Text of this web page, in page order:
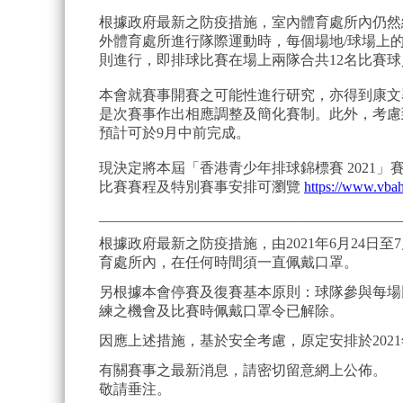
根據政府最新之防疫措施，室內體育處所內仍
外體育處所進行隊際運動時，每個場地/球場上
則進行，即排球比賽在場上兩隊合共12名比賽
本會就賽事開賽之可能性進行研究，亦得到康
是次賽事作出相應調整及簡化賽制。此外，考
預計可於9月中前完成。
現決定將本屆「香港青少年排球錦標賽 2021」
比賽賽程及特別賽事安排可瀏覽 https://
根據政府最新之防疫措施，由2021年6月24日
育處所內，在任何時間須一直佩戴口罩。
另根據本會停賽及復賽基本原則：球隊參與每
練之機會及比賽時佩戴口罩令已解除。
因應上述措施，基於安全考慮，原定安排於
有關賽事之最新消息，請密切留意網上公佈。
敬請垂注。